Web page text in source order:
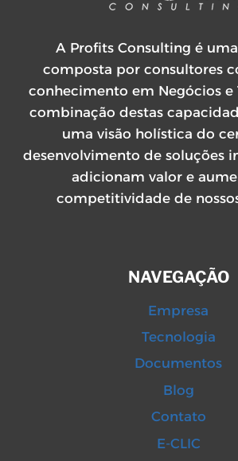
A Profits Consulting é
composta por consultores
conhecimento em Negócios e
combinação destas
uma visão holística do
desenvolvimento de soluções
adicionam valor e
competitividade de
NAVEGAÇÃO
Empresa
Tecnologia
Documentos
Blog
Contato
E-CLIC